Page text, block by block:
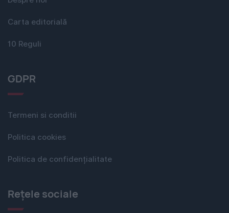
Carta editorială
10 Reguli
GDPR
Termeni si conditii
Politica cookies
Politica de confidențialitate
Rețele sociale